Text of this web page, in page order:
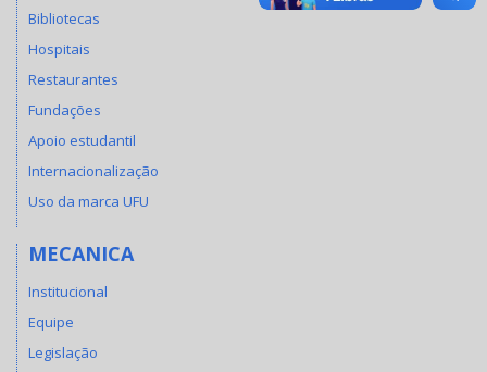
Bibliotecas
Hospitais
Restaurantes
Fundações
Apoio estudantil
Internacionalização
Uso da marca UFU
MECANICA
Institucional
Equipe
Legislação